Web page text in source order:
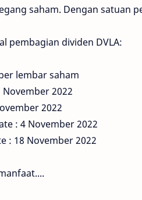
saham. Dengan satuan
pembagian dividen DVLA:
lembar saham
November 2022
2022
: 4 November 2022
: 18 November 2022